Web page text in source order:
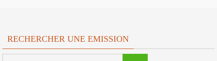
RECHERCHER UNE EMISSION